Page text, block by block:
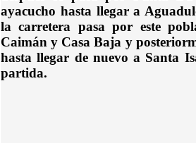
ayacucho hasta llegar a
la carretera pasa por este
Caimán y Casa Baja y
hasta llegar de nuevo a Santa
partida.